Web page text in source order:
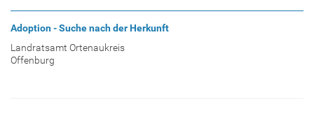
Adoption - Suche nach der Herkunft
Landratsamt Ortenaukreis
Offenburg